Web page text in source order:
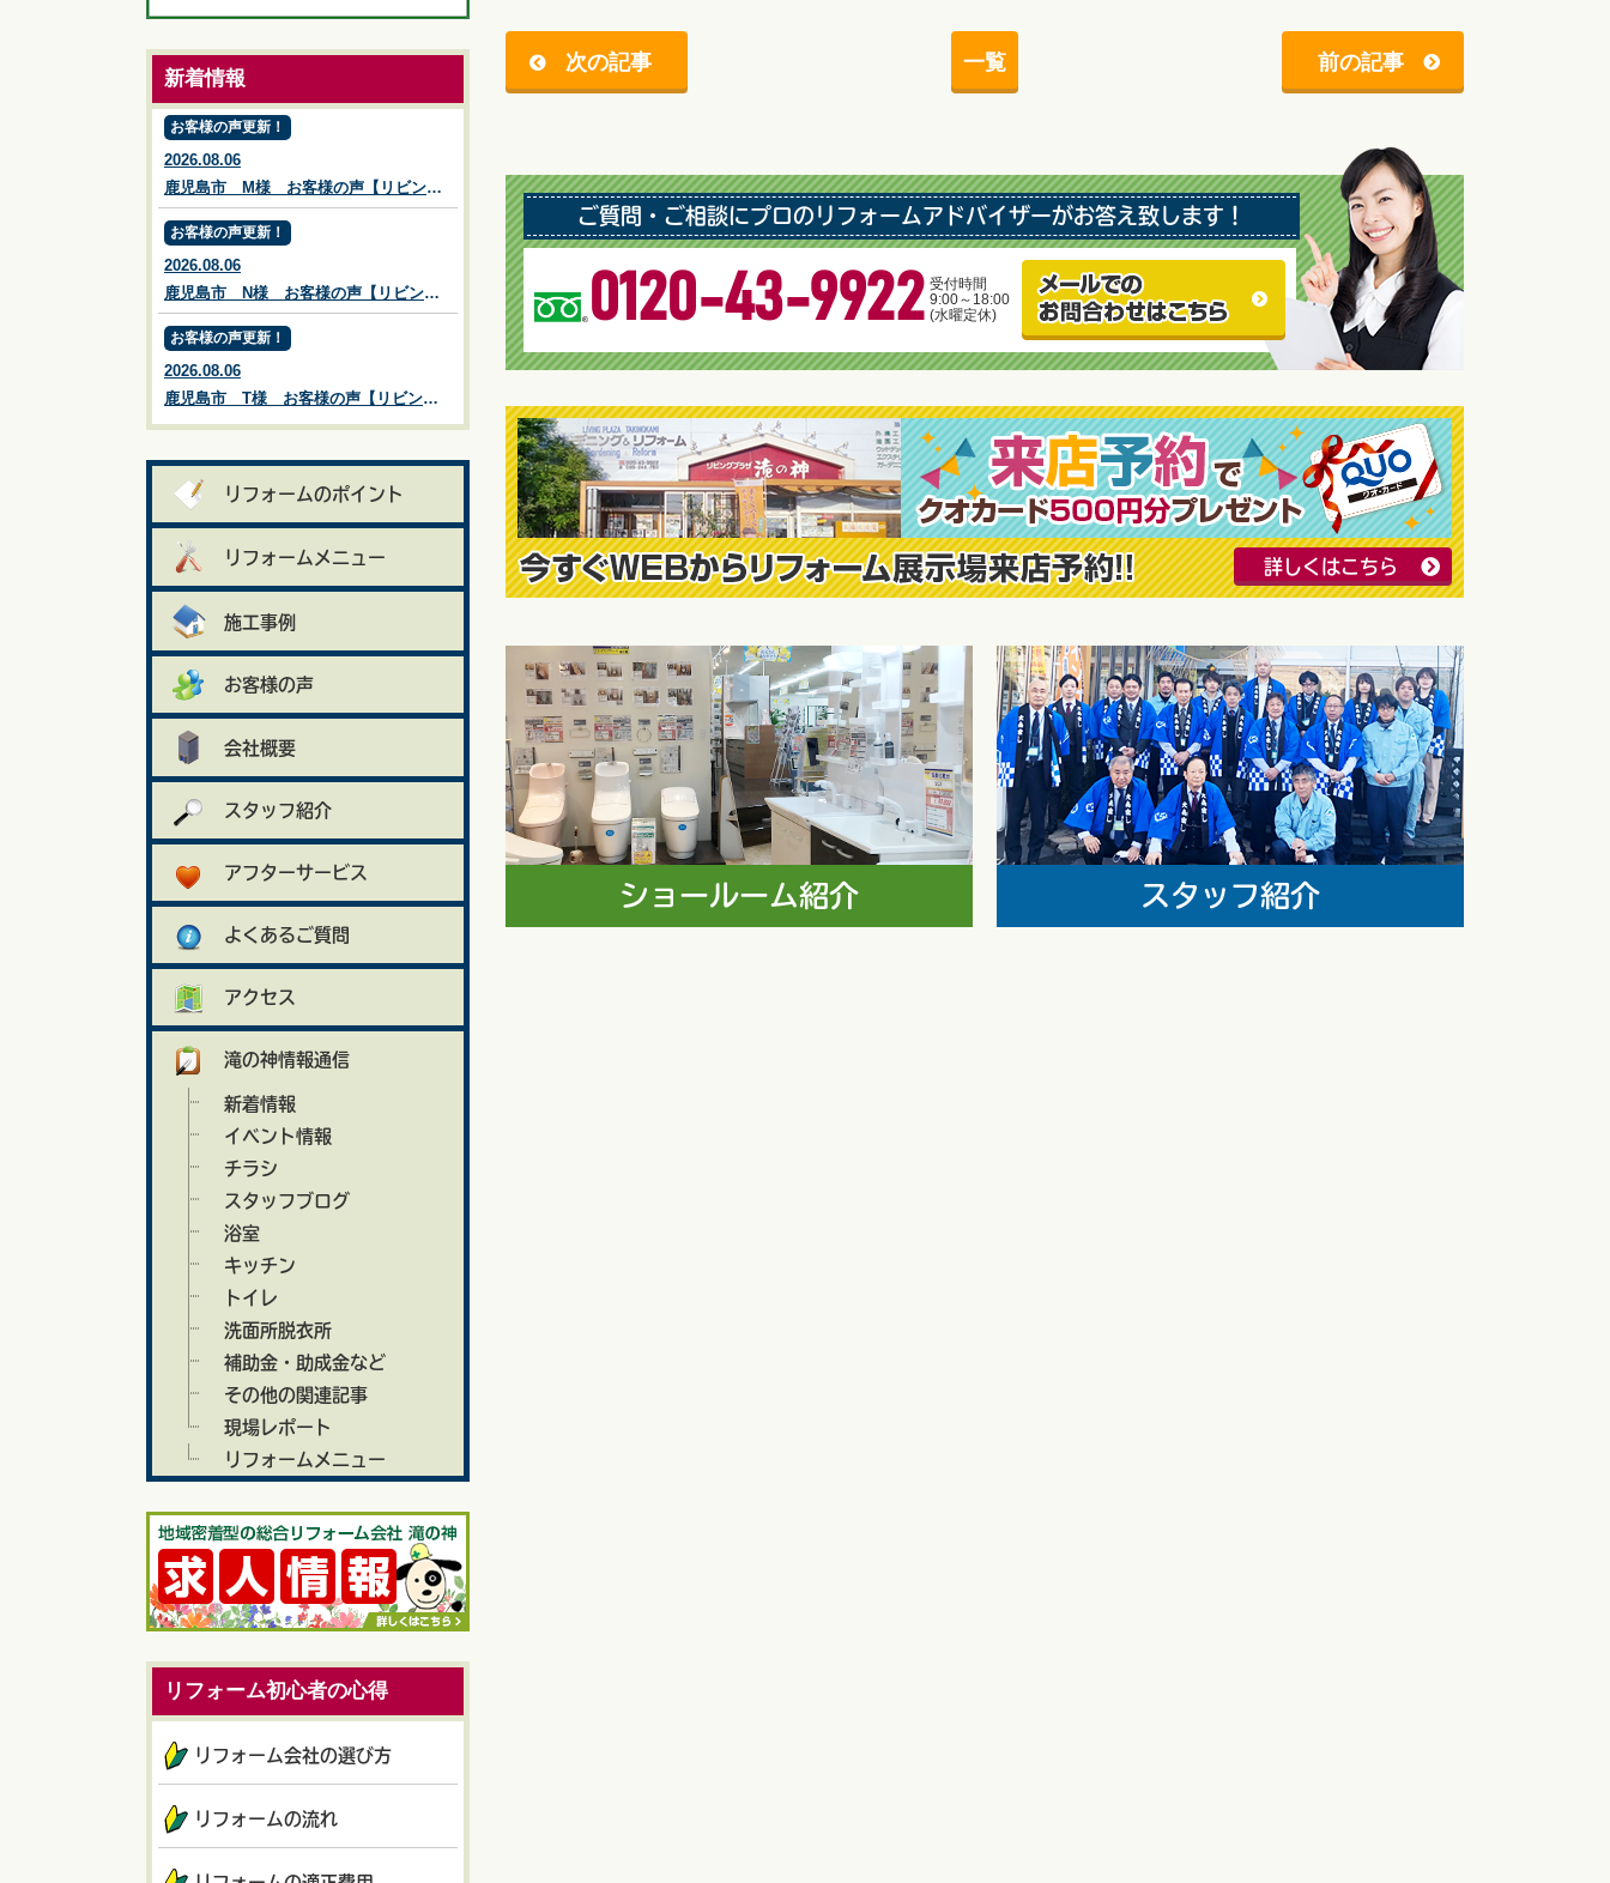
次の記事 一覧 前の記事
ご質問・ご相談にプロのリフォームアドバイザーがお答え致します！
0120-43-9922 受付時間
9:00～18:00
(水曜定休)
詳しくはこちら
新着情報
お客様の声更新！
2026.08.06
鹿児島市 M様 お客様の声【リビングプラザ滝の神】鹿児島市・リフォーム・塗装・外構・造園
お客様の声更新！
2026.08.06
鹿児島市 N様 お客様の声【リビングプラザ滝の神】鹿児島市・リフォーム・塗装・外構・造園
お客様の声更新！
2026.08.06
鹿児島市 T様 お客様の声【リビングプラザ滝の神】鹿児島市・リフォーム・塗装・外構・造園
リフォームのポイント
リフォームメニュー
施工事例
お客様の声
会社概要
スタッフ紹介
アフターサービス
よくあるご質問
アクセス
滝の神情報通信
新着情報
イベント情報
チラシ
スタッフブログ
浴室
キッチン
トイレ
洗面所脱衣所
補助金・助成金など
その他の関連記事
現場レポート
リフォームメニュー
リフォーム初心者の心得
リフォーム会社の選び方
リフォームの流れ